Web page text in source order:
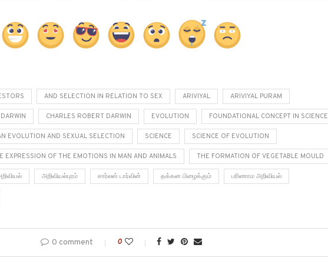
AND SELECTION IN RELATION TO SEX ARIVIYAL ARIVIYAL PURAM
CHARLES ROBERT DARWIN EVOLUTION FOUNDATIONAL CONCEPT IN SCIENCE
EVOLUTION AND SEXUAL SELECTION SCIENCE SCIENCE OF EVOLUTION
EXPRESSION OF THE EMOTIONS IN MAN AND ANIMALS THE FORMATION OF VEGETABLE MOULD
அறிவியல்புரம் சார்லஸ் டார்வின் தக்கன பிழைக்கும் பரிணாம அறிவியல்
0 comment 0